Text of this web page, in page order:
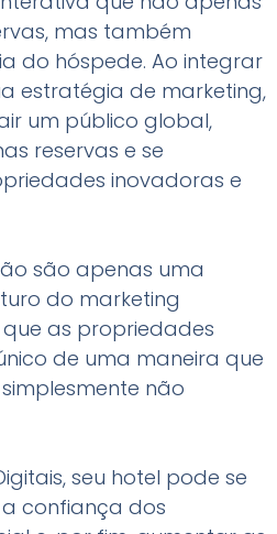
mas também
do hóspede. Ao integrar
estratégia de marketing,
um público global,
reservas e se
inovadoras e
são apenas uma
do marketing
as propriedades
de uma maneira que
não
seu hotel pode se
confiança dos